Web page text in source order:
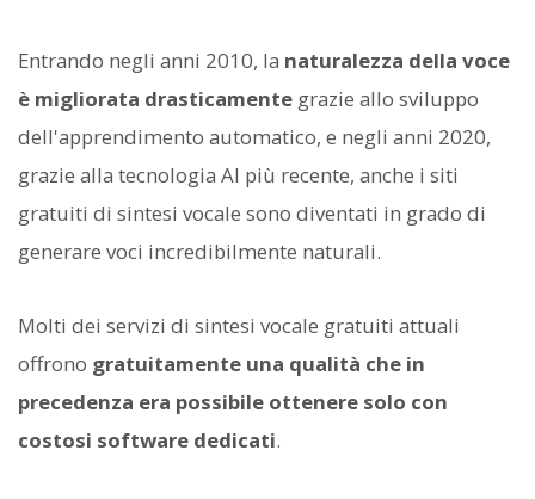
Entrando negli anni 2010, la naturalezza della voce
è migliorata drasticamente grazie allo sviluppo
dell'apprendimento automatico, e negli anni 2020,
grazie alla tecnologia AI più recente, anche i siti
gratuiti di sintesi vocale sono diventati in grado di
generare voci incredibilmente naturali.
Molti dei servizi di sintesi vocale gratuiti attuali
offrono gratuitamente una qualità che in
precedenza era possibile ottenere solo con
costosi software dedicati.